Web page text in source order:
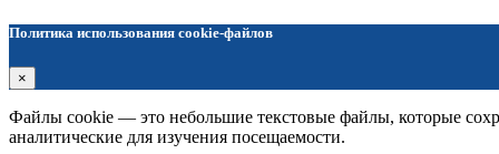
Политика использования cookie-файлов
×
Файлы cookie — это небольшие текстовые файлы, которые
аналитические для изучения посещаемости.